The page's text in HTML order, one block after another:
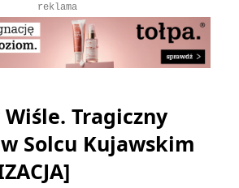
reklama
Wiśle. Tragiczny
Solcu Kujawskim